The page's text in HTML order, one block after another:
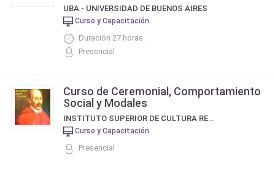
UBA - UNIVERSIDAD DE BUENOS AIRES
Curso y Capacitación
Duración 27 horas.
Presencial
Curso de Ceremonial, Comportamiento
Social y Modales
INSTITUTO SUPERIOR DE CULTURA RELIGIOSA SANTO TORIBIO DE MOGROVEJO
Curso y Capacitación
Presencial